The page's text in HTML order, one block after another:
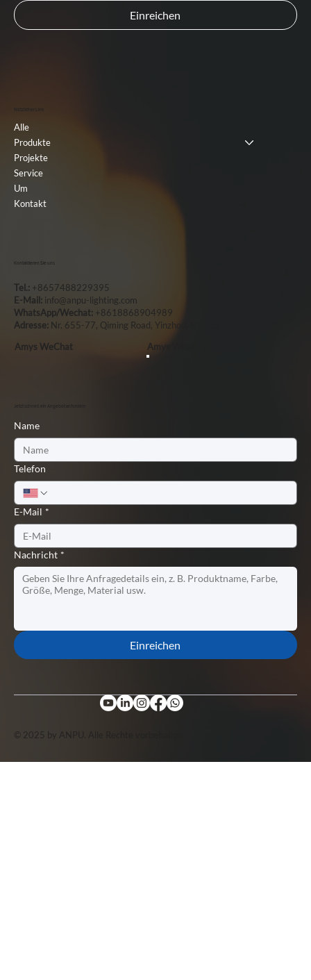
© 2025 by ANPU. Alle Rechte vorbehalten.
Name
Telefon
E-Mail *
Nachricht *
Einreichen
Kontaktieren Sie uns
Tel.: +8657488229395
E-Mail: info@anpu-lighting.com
WhatsApp/Wechat: +8618868904989
Adresse: Nr. 655-77, Qiming Road, Yinzhou, Ningbo, China, 315101
Amys WeChat
Amys WhatsApp
Nützlicher Link
Alle
Produkte
Projekte
Service
Um
Kontakt
Einreichen